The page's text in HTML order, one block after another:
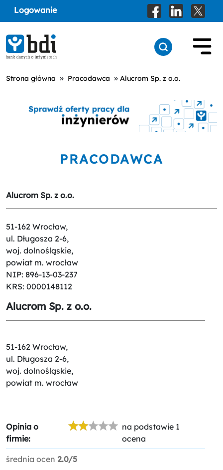
Logowanie
Strona główna » Pracodawca » Alucrom Sp. z o.o.
PRACODAWCA
Alucrom Sp. z o.o.
51-162 Wrocław,
ul. Długosza 2-6,
woj. dolnośląskie,
powiat m. wrocław
NIP: 896-13-03-237
KRS: 0000148112
Alucrom Sp. z o.o.
51-162 Wrocław,
ul. Długosza 2-6,
woj. dolnośląskie,
powiat m. wrocław
Opinia o
firmie:
na podstawie 1
ocena
średnia ocen 2.0/5